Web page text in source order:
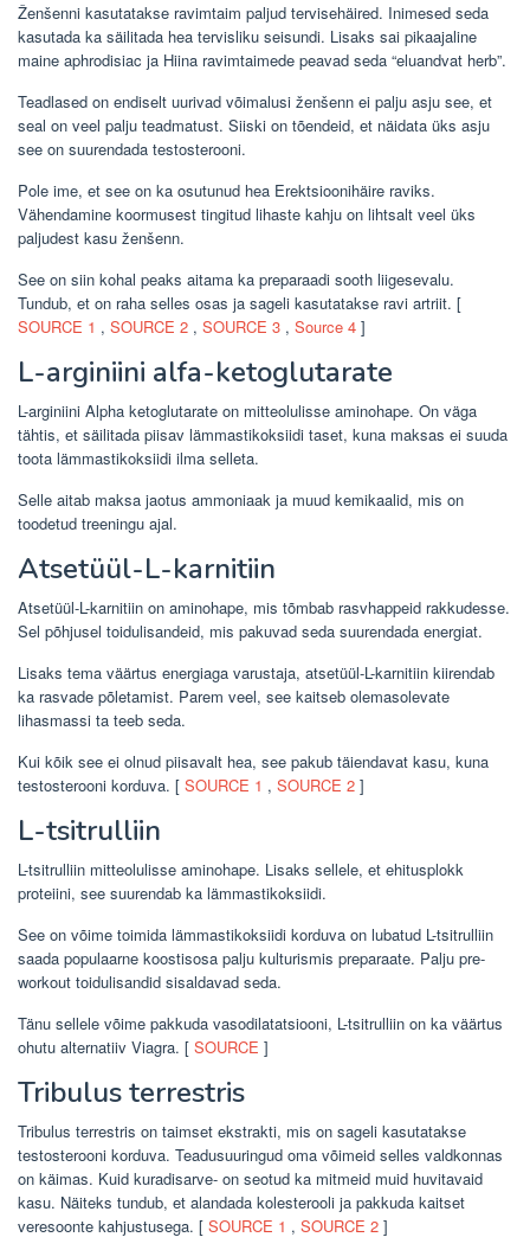
Ženšenni kasutatakse ravimtaim paljud tervisehäired. Inimesed seda
kasutada ka säilitada hea tervisliku seisundi. Lisaks sai pikaajaline
maine aphrodisiac ja Hiina ravimtaimede peavad seda “eluandvat herb”.
Teadlased on endiselt uurivad võimalusi ženšenn ei palju asju see, et
seal on veel palju teadmatust. Siiski on tõendeid, et näidata üks asju
see on suurendada testosterooni.
Pole ime, et see on ka osutunud hea Erektsioonihäire raviks.
Vähendamine koormusest tingitud lihaste kahju on lihtsalt veel üks
paljudest kasu ženšenn.
See on siin kohal peaks aitama ka preparaadi sooth liigesevalu.
Tundub, et on raha selles osas ja sageli kasutatakse ravi artriit. [
SOURCE 1 , SOURCE 2 , SOURCE 3 , Source 4 ]
L-arginiini alfa-ketoglutarate
L-arginiini Alpha ketoglutarate on mitteolulisse aminohape. On väga
tähtis, et säilitada piisav lämmastikoksiidi taset, kuna maksas ei suuda
toota lämmastikoksiidi ilma selleta.
Selle aitab maksa jaotus ammoniaak ja muud kemikaalid, mis on
toodetud treeningu ajal.
Atsetüül-L-karnitiin
Atsetüül-L-karnitiin on aminohape, mis tõmbab rasvhappeid rakkudesse.
Sel põhjusel toidulisandeid, mis pakuvad seda suurendada energiat.
Lisaks tema väärtus energiaga varustaja, atsetüül-L-karnitiin kiirendab
ka rasvade põletamist. Parem veel, see kaitseb olemasolevate
lihasmassi ta teeb seda.
Kui kõik see ei olnud piisavalt hea, see pakub täiendavat kasu, kuna
testosterooni korduva. [ SOURCE 1 , SOURCE 2 ]
L-tsitrulliin
L-tsitrulliin mitteolulisse aminohape. Lisaks sellele, et ehitusplokk
proteiini, see suurendab ka lämmastikoksiidi.
See on võime toimida lämmastikoksiidi korduva on lubatud L-tsitrulliin
saada populaarne koostisosa palju kulturismis preparaate. Palju pre-
workout toidulisandid sisaldavad seda.
Tänu sellele võime pakkuda vasodilatatsiooni, L-tsitrulliin on ka väärtus
ohutu alternatiiv Viagra. [ SOURCE ]
Tribulus terrestris
Tribulus terrestris on taimset ekstrakti, mis on sageli kasutatakse
testosterooni korduva. Teadusuuringud oma võimeid selles valdkonnas
on käimas. Kuid kuradisarve- on seotud ka mitmeid muid huvitavaid
kasu. Näiteks tundub, et alandada kolesterooli ja pakkuda kaitset
veresoonte kahjustusega. [ SOURCE 1 , SOURCE 2 ]